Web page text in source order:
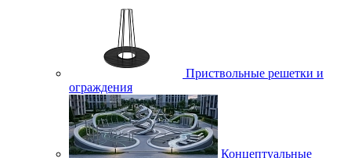
Приствольные решетки и
ограждения
Концептуальные